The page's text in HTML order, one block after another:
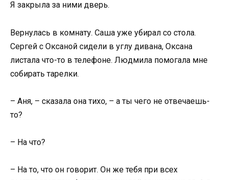
Я закрыла за ними дверь.
Вернулась в комнату. Саша уже убирал со стола.
Сергей с Оксаной сидели в углу дивана, Оксана
листала что-то в телефоне. Людмила помогала мне
собирать тарелки.
– Аня, – сказала она тихо, – а ты чего не отвечаешь-
то?
– На что?
– На то, что он говорит. Он же тебя при всех